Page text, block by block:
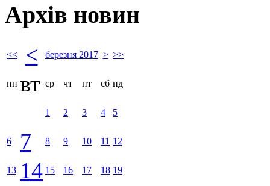
Архів новин
<< < березня 2017 > >>
пн вт ср чт пт сб нд
1 2 3 4 5
6 7 8 9 10 11 12
13 14 15 16 17 18 19